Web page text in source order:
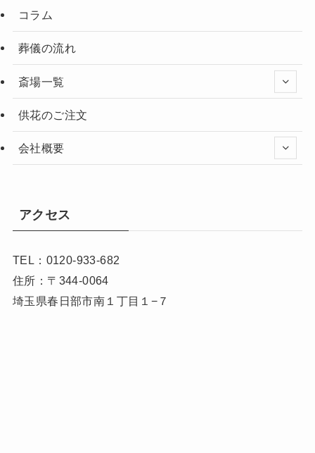
コラム
葬儀の流れ
斎場一覧
供花のご注文
会社概要
アクセス
TEL：0120-933-682
住所：〒344-0064
埼玉県春日部市南１丁目１−７